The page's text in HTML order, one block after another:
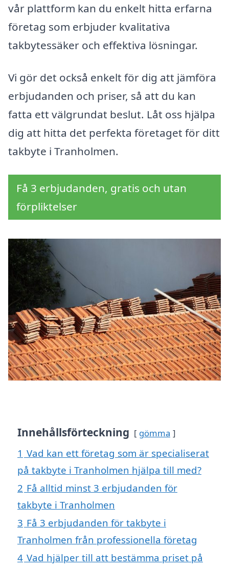
vår plattform kan du enkelt hitta erfarna
företag som erbjuder kvalitativa
takbytessäker och effektiva lösningar.
Vi gör det också enkelt för dig att jämföra
erbjudanden och priser, så att du kan
fatta ett välgrundat beslut. Låt oss hjälpa
dig att hitta det perfekta företaget för ditt
takbyte i Tranholmen.
Få 3 erbjudanden, gratis och utan
förpliktelser
Innehållsförteckning gömma
1 Vad kan ett företag som är specialiserat
på takbyte i Tranholmen hjälpa till med?
2 Få alltid minst 3 erbjudanden för
takbyte i Tranholmen
3 Få 3 erbjudanden för takbyte i
Tranholmen från professionella företag
4 Vad hjälper till att bestämma priset på